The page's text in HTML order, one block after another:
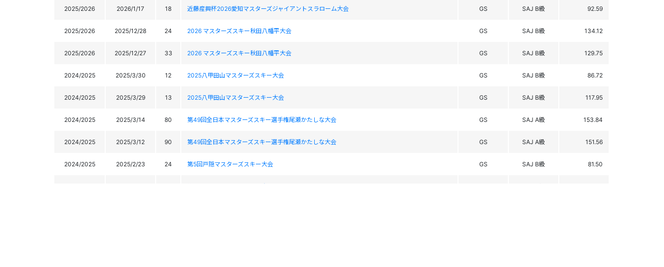
2025/2026 2026/1/17 18 近藤産興杯2026愛知マスターズジャイアントスラローム大会 GS SAJ B級 92.59
2025/2026 2025/12/28 24 2026 マスターズスキー秋田八幡平大会 GS SAJ B級 134.12
2025/2026 2025/12/27 33 2026 マスターズスキー秋田八幡平大会 GS SAJ B級 129.75
2024/2025 2025/3/30 12 2025八甲田山マスターズスキー大会 GS SAJ B級 86.72
2024/2025 2025/3/29 13 2025八甲田山マスターズスキー大会 GS SAJ B級 117.95
2024/2025 2025/3/14 80 第49回全日本マスターズスキー選手権尾瀬かたしな大会 GS SAJ A級 153.84
2024/2025 2025/3/12 90 第49回全日本マスターズスキー選手権尾瀬かたしな大会 GS SAJ A級 151.56
2024/2025 2025/2/23 24 第5回戸隠マスターズスキー大会 GS SAJ B級 81.50